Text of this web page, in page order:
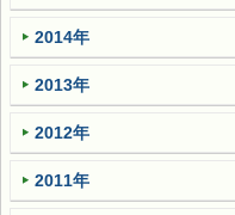
2014年
2013年
2012年
2011年